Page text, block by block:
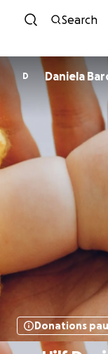
Search
D Daniela
Donations